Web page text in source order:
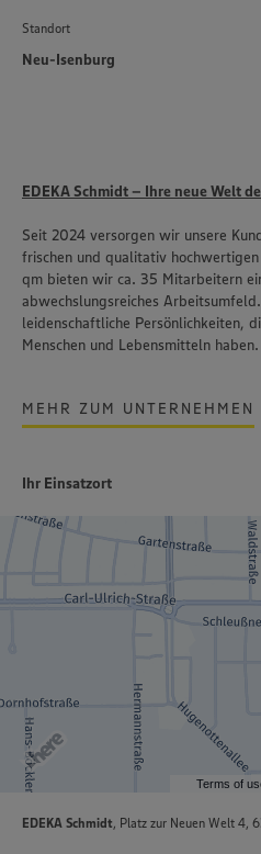
Standort
Neu-Isenburg
EDEKA Schmidt – Ihre neue Welt
Seit 2024 versorgen wir unsere
frischen und qualitativ
qm bieten wir ca. 35 Mitarbeitern
abwechslungsreiches
leidenschaftliche Persönlichkeiten,
Menschen und Lebensmitteln haben.
MEHR ZUM UNTERNEHMEN
Ihr Einsatzort
Terms of
EDEKA Schmidt, Platz zur Neuen Welt 4,